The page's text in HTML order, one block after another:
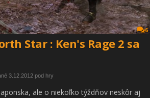
6
Star : Ken's Rage 2 sa
3.12.2012 pod hry
ale o niekoľko týždňov neskôr aj